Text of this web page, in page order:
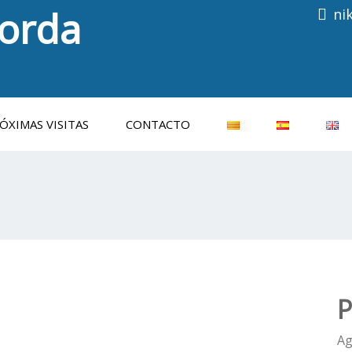
VISITAS CONTACTO
Consulti les properes visites